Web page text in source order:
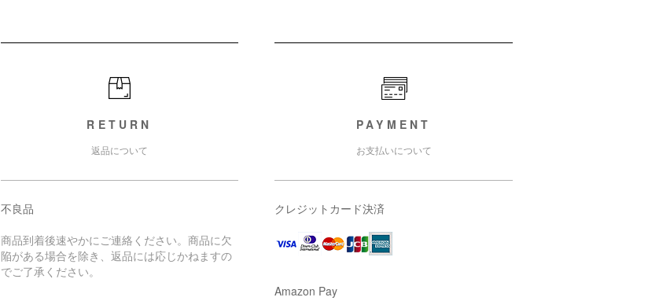
RETURN
返品について
不良品
商品到着後速やかにご連絡ください。商品に欠
陥がある場合を除き、返品には応じかねますの
でご了承ください。
PAYMENT
お支払いについて
クレジットカード決済
Amazon Pay